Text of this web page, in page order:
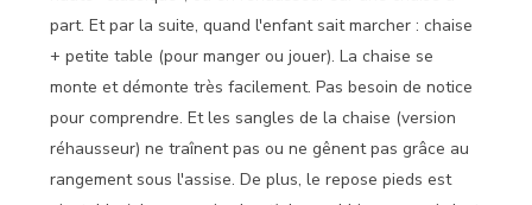
part. Et par la suite, quand l'enfant sait marcher : chaise
+ petite table (pour manger ou jouer). La chaise se
monte et démonte très facilement. Pas besoin de notice
pour comprendre. Et les sangles de la chaise (version
réhausseur) ne traînent pas ou ne gênent pas grâce au
rangement sous l'assise. De plus, le repose pieds est